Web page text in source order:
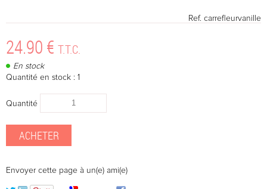
Ref. carrefleurvanille
24.90 € T.T.C.
En stock
Quantité en stock : 1
Quantité
Envoyer cette page à un(e) ami(e)